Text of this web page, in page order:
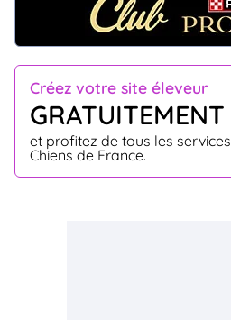
Créez votre site éleveur
GRATUITEMENT
et profitez de tous les services
Chiens de France.